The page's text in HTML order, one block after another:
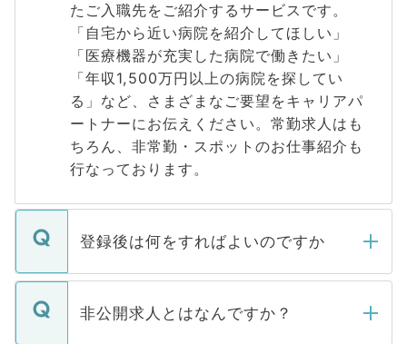
たご入職先をご紹介するサービスです。
「自宅から近い病院を紹介してほしい」
「医療機器が充実した病院で働きたい」
「年収1,500万円以上の病院を探してい
る」など、さまざまなご要望をキャリアパ
ートナーにお伝えください。常勤求人はも
ちろん、非常勤・スポットのお仕事紹介も
行なっております。
登録後は何をすればよいのですか
ご登録いただきましたら、弊社担当者がご
登録内容を確認し、その後メールもしくは
非公開求人とはなんですか？